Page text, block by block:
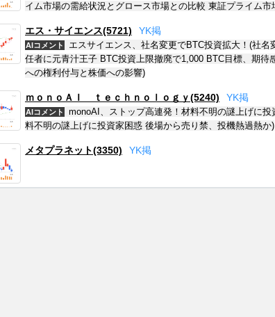
イム市場の需給状況とグロース市場との比較 東証プライム
エス・サイエンス(5721) YK掲
AIコメント
エスサイエンス、社名変更でBTC投資拡大！(社
任者に元青汁王子 BTC投資上限撤廃で1,000 BTC目標、期待
への権利付与と株価への影響)
ｍｏｎｏＡＩ ｔｅｃｈｎｏｌｏｇｙ(5240) YK掲
AIコメント
monoAI、ストップ高連発！材料不明の謎上げに
料不明の謎上げに投資家困惑 後場から売り禁、投機熱過熱か)
メタプラネット(3350) YK掲